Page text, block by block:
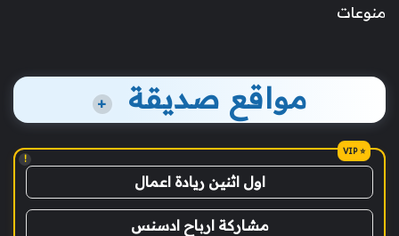
منوعات
مواقع صديقة +
!
اول اثنين ريادة اعمال
مشاركة ارباح ادسنس